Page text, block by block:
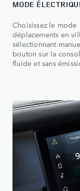
MODE
Choisissez le
déplacements en
sélectionnant
bouton sur la
fluide et sans